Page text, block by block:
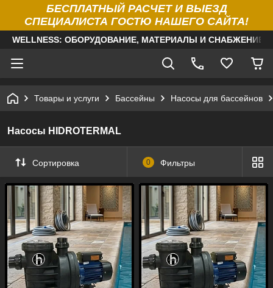
БЕСПЛАТНЫЙ РАСЧЕТ И ВЫЕЗД
СПЕЦИАЛИСТА ГОСТЮ НАШЕГО САЙТА!
WELLNESS: ОБОРУДОВАНИЕ, МАТЕРИАЛЫ И
Товары и услуги Бассейны Насосы для бассейнов
Насосы HIDROTERMAL
Сортировка 0 Фильтры